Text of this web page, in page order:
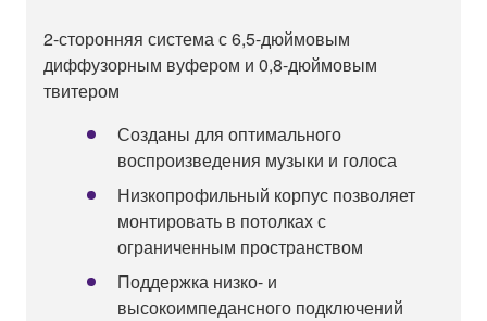
2-сторонняя система с 6,5-дюймовым
диффузорным вуфером и 0,8-дюймовым
твитером
Созданы для оптимального
воспроизведения музыки и голоса
Низкопрофильный корпус позволяет
монтировать в потолках с
ограниченным пространством
Поддержка низко- и
высокоимпедансного подключений